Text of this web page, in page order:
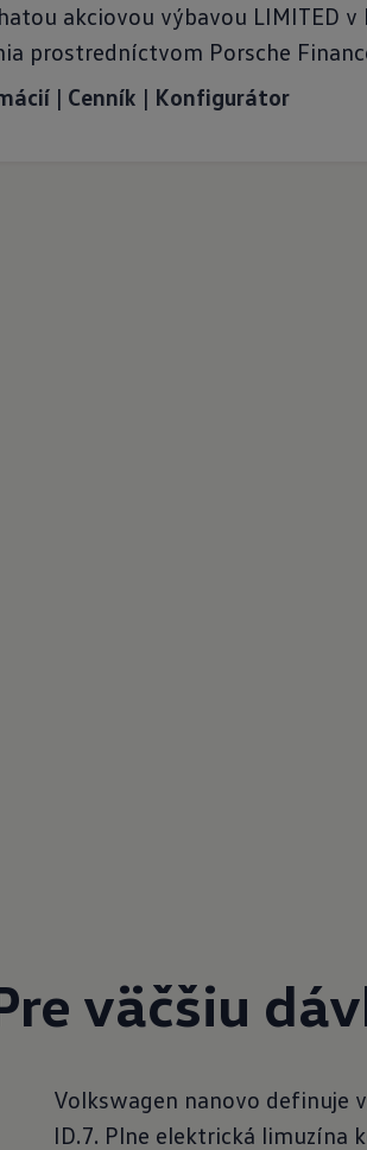
akciovou výbavou LIMITED
prostredníctvom Porsche
| Cenník | Konfigurátor
väčšiu
Volkswagen nanovo definuje
ID.7. Plne elektrická limuzína